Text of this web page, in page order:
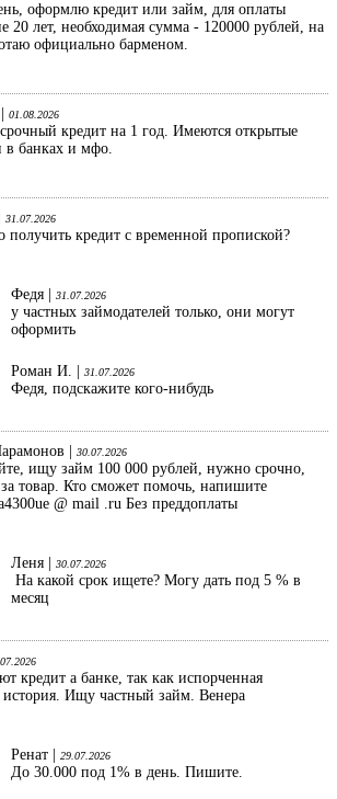
оформлю кредит или займ, для оплаты
20 лет, необходимая сумма - 120000 рублей, на
официально барменом.
01.08.2026
срочный кредит на 1 год. Имеются открытые
в банках и мфо.
31.07.2026
кредит с временной пропиской?
Федя |
31.07.2026
у частных займодателей только, они могут
оформить
Роман И. | 31.07.2026
Федя, подскажите кого-нибудь
| 30.07.2026
ищу займ 100 000 рублей, нужно срочно,
за товар. Кто сможет помочь, напишите
@ mail .ru Без преддоплаты
Леня |
30.07.2026
На какой срок ищете? Могу дать под 5 % в
месяц
кредит а банке, так как испорченная
история. Ищу частный займ. Венера
Ренат |
29.07.2026
До 30.000 под 1% в день. Пишите.